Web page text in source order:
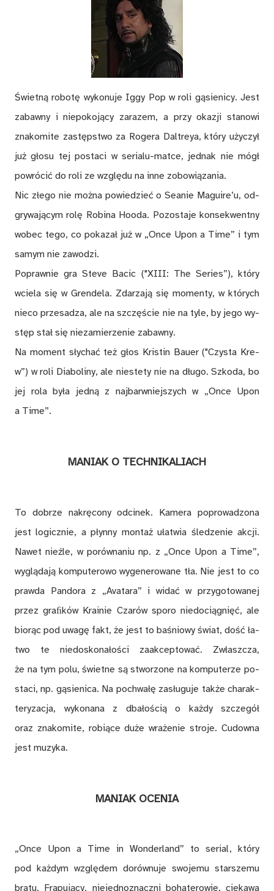
Świet­ną ro­bo­tę wy­ko­nu­je Iggy Pop w roli gą­sie­ni­cy. Jest
za­baw­ny i nie­po­ko­ją­cy za­ra­zem, a przy oka­zji sta­no­wi
zna­ko­mi­te za­stęp­stwo za Ro­ge­ra Dal­treya, któ­ry uży­czył
już gło­su tej po­sta­ci w se­ria­lu­-mat­ce, jed­nak nie mógł
po­wró­cić do roli ze wzglę­du na inne zo­bo­wią­za­nia.
Nic złe­go nie moż­na po­wie­dzieć o Se­anie Ma­gu­ire­’u, od­
gry­wa­ją­cym ro­lę Ro­bi­na Ho­oda. Po­zo­sta­je kon­se­kwent­ny
wo­bec tego, co po­ka­zał już w „Once U­pon a Time” i tym
sa­mym nie za­wo­dzi.
Po­praw­nie gra Ste­ve Ba­cic ("XIII: The Se­rie­s”), któ­ry
wcie­la się w Gren­de­la. Zda­rza­ją się mo­men­ty, w któ­rych
nie­co prze­sa­dza, ale na szczę­ście nie na tyle, by jego wy­
stęp stał się nie­za­mie­rze­nie za­baw­ny.
Na mo­ment sły­chać też głos Kri­stin Bau­er ("Czy­sta Kre­
w”) w roli Dia­bo­li­ny, ale nie­ste­ty nie na dłu­go. Szko­da, bo
jej rola by­ła jed­ną z naj­barw­niej­szych w „On­ce Upon
a Time”.
MA­NIAK O TECH­NI­KA­LIACH
To do­brze na­krę­co­ny od­ci­nek. Ka­me­ra po­pro­wa­dzo­na
jest lo­gicz­nie, a płyn­ny mon­taż uła­twia śle­dze­nie ak­cji.
Na­wet nie­źle, w po­rów­na­niu np. z „On­ce Upon a Time”,
wy­glą­da­ją kom­pu­te­ro­wo wy­ge­ne­ro­wa­ne tła. Nie jest to co
praw­da Pan­do­ra z „A­va­ta­ra” i wi­dać w przy­go­to­wa­nej
przez gra­ﬁków Kra­inie Cza­rów spo­ro nie­do­cią­gnięć, ale
bio­rąc pod uwa­gę fakt, że jest to ba­śnio­wy świat, dość ła­
two te nie­do­sko­na­ło­ści za­ak­cep­to­wać. Zwłasz­cza,
że na tym polu, świet­ne są stwo­rzo­ne na kom­pu­te­rze po­
sta­ci, np. gą­sie­ni­ca. Na po­chwa­łę za­słu­gu­je tak­że cha­rak­
te­ry­za­cja, wy­ko­na­na z dba­ło­ścią o każ­dy szcze­gół
oraz zna­ko­mi­te, ro­bią­ce du­że wra­że­nie stro­je. Cu­dow­na
jest mu­zy­ka.
MA­NIAK OCE­NIA
„On­ce Upon a Time in Won­der­land” to se­rial, któ­ry
pod każ­dym wzglę­dem do­rów­nu­je swo­je­mu star­sze­mu
bra­tu. Fra­pu­ją­cy, nie­jed­no­znacz­ni bo­ha­te­ro­wie, cie­ka­wa